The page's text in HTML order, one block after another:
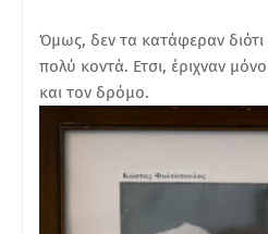
Όμως, δεν τα κατάφεραν
πολύ κοντά. Ετσι, έριχναν
και τον δρόμο.